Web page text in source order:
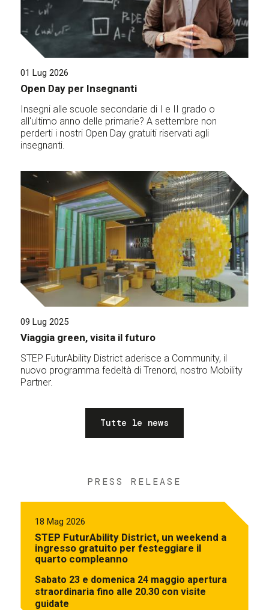
01 Lug 2026
Open Day per Insegnanti
Insegni alle scuole secondarie di I e II grado o
all'ultimo anno delle primarie? A settembre non
perderti i nostri Open Day gratuiti riservati agli
insegnanti.
09 Lug 2025
Viaggia green, visita il futuro
STEP FuturAbility District aderisce a Community, il
nuovo programma fedeltà di Trenord, nostro Mobility
Partner.
Tutte le news
PRESS RELEASE
18 Mag 2026
STEP FuturAbility District, un weekend a
ingresso gratuito per festeggiare il
quarto compleanno
Sabato 23 e domenica 24 maggio apertura
straordinaria fino alle 20.30 con visite
guidate